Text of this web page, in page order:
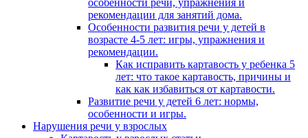
особенности речи, упражнения и
рекомендации для занятий дома.
Особенности развития речи у детей в
возрасте 4-5 лет: игры, упражнения и
рекомендации.
Как исправить картавость у ребенка 5
лет: что такое картавость, причины и
как как избавиться от картавости.
Развитие речи у детей 6 лет: нормы,
особенности и игры.
Нарушения речи у взрослых